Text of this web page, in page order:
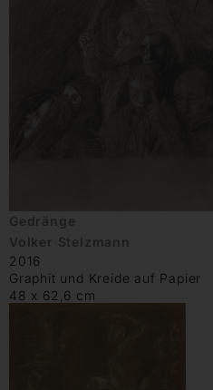
Gedränge
Volker Stelzmann
2016
Graphit und Kreide auf Papier
48 x 62,6 cm